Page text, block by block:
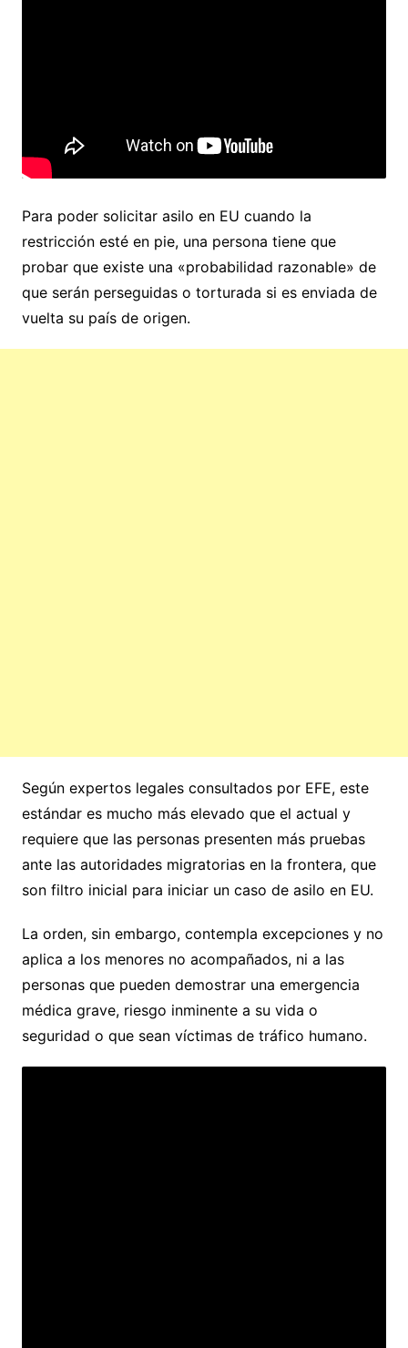
Para poder solicitar asilo en EU cuando la
restricción esté en pie, una persona tiene que
probar que existe una «probabilidad razonable» de
que serán perseguidas o torturada si es enviada de
vuelta su país de origen.
Según expertos legales consultados por EFE, este
estándar es mucho más elevado que el actual y
requiere que las personas presenten más pruebas
ante las autoridades migratorias en la frontera, que
son filtro inicial para iniciar un caso de asilo en EU.
La orden, sin embargo, contempla excepciones y no
aplica a los menores no acompañados, ni a las
personas que pueden demostrar una emergencia
médica grave, riesgo inminente a su vida o
seguridad o que sean víctimas de tráfico humano.